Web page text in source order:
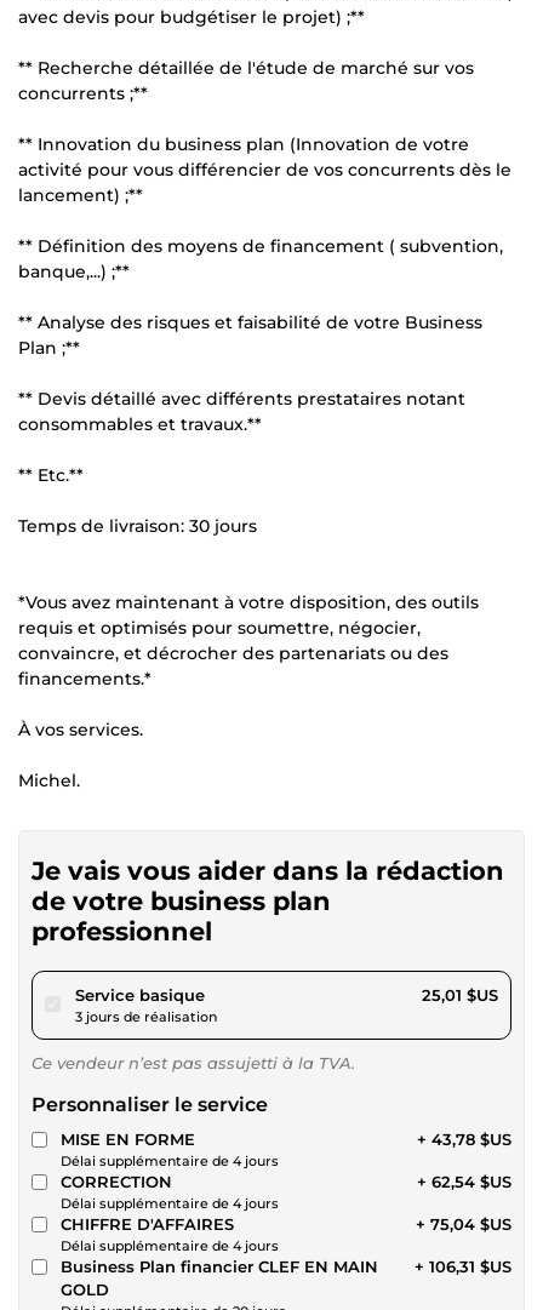
avec devis pour budgétiser le projet) ;**
** Recherche détaillée de l'étude de marché sur vos
concurrents ;**
** Innovation du business plan (Innovation de votre
activité pour vous différencier de vos concurrents dès le
lancement) ;**
** Définition des moyens de financement ( subvention,
banque,...) ;**
** Analyse des risques et faisabilité de votre Business
Plan ;**
** Devis détaillé avec différents prestataires notant
consommables et travaux.**
** Etc.**
Temps de livraison: 30 jours
*Vous avez maintenant à votre disposition, des outils
requis et optimisés pour soumettre, négocier,
convaincre, et décrocher des partenariats ou des
financements.*
À vos services.
Michel.
Je vais vous aider dans la rédaction
de votre business plan
professionnel
Service basiquepour 23,05 $US
3 jours de réalisation
25,01 $US
Ce vendeur n’est pas assujetti à la TVA.
Personnaliser le service
MISE EN FORME
Délai supplémentaire de 4 jours
+ 43,78 $US
CORRECTION
Délai supplémentaire de 4 jours
+ 62,54 $US
CHIFFRE D'AFFAIRES
Délai supplémentaire de 4 jours
+ 75,04 $US
Business Plan financier CLEF EN MAIN
GOLD
+ 106,31 $US